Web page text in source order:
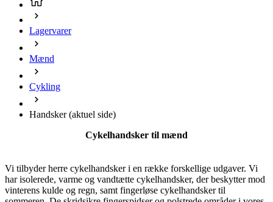
Mænd
Cykling
Handsker
Vi tilbyder herre cykelhandsker i en række forskellige udgaver. Vi
vinterens kulde og regn, samt fingerløse cykelhandsker til
STØRRELSE
TAGS